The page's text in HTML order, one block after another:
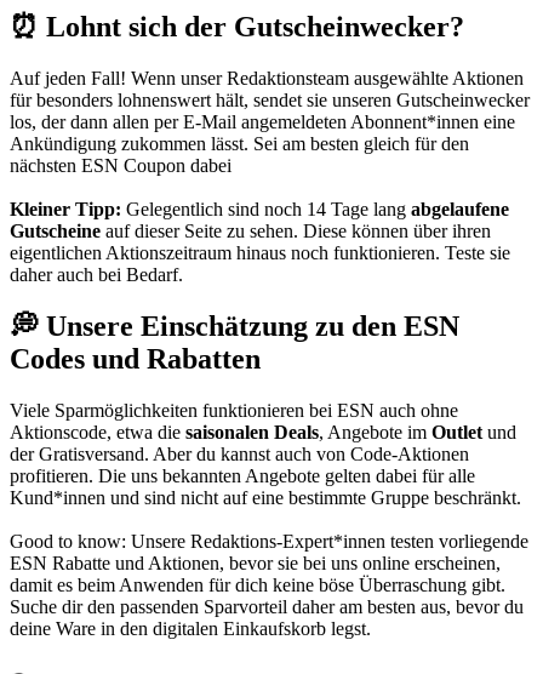
⏰ Lohnt sich der Gutscheinwecker?
Auf jeden Fall! Wenn unser Redaktionsteam ausgewählte Aktionen
für besonders lohnenswert hält, sendet sie unseren Gutscheinwecker
los, der dann allen per E-Mail angemeldeten Abonnent*innen eine
Ankündigung zukommen lässt. Sei am besten gleich für den
nächsten ESN Coupon dabei
Kleiner Tipp: Gelegentlich sind noch 14 Tage lang abgelaufene
Gutscheine auf dieser Seite zu sehen. Diese können über ihren
eigentlichen Aktionszeitraum hinaus noch funktionieren. Teste sie
daher auch bei Bedarf.
💭 Unsere Einschätzung zu den ESN
Codes und Rabatten
Viele Sparmöglichkeiten funktionieren bei ESN auch ohne
Aktionscode, etwa die saisonalen Deals, Angebote im Outlet und
der Gratisversand. Aber du kannst auch von Code-Aktionen
profitieren. Die uns bekannten Angebote gelten dabei für alle
Kund*innen und sind nicht auf eine bestimmte Gruppe beschränkt.
Good to know: Unsere Redaktions-Expert*innen testen vorliegende
ESN Rabatte und Aktionen, bevor sie bei uns online erscheinen,
damit es beim Anwenden für dich keine böse Überraschung gibt.
Suche dir den passenden Sparvorteil daher am besten aus, bevor du
deine Ware in den digitalen Einkaufskorb legst.